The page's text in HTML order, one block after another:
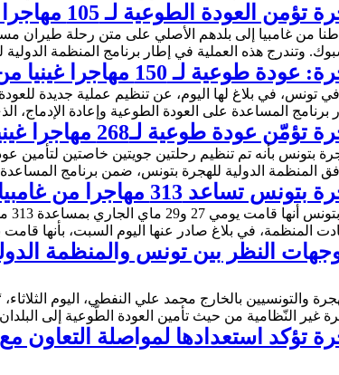
الطوعية لـ 105 مهاجرا من تونس الى غامبيا
اليوم الثلاثاء، 105 مواطنا من غامبيا إلى بلدهم الأصلي على
وتندرج هذه العملية في إطار برنامج المنظمة
لـ 150 مهاجرا غينيا من تونس
برنامج المساعدة على العودة الطوعية وإعادة الإدماج،
طوعية لـ268 مهاجرا غينيا من تونس
المنظمة الدولية للهجرة بتونس، ضمن برنامج
وغينيا على العودة الطوعية لبلدانهم
المنظمة، في بلاغ صادر عنها اليوم السبت، بأنها
النظر بين تونس والمنظمة
والتونسيين بالخارج محمد علي النفطي، اليوم
النّظامية من حيث تأمين العودة الطّوعية إلى
تؤكد استعدادها لمواصلة